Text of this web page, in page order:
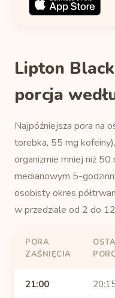
Lipton
porcja
Najpóźniejsza pora na
torebka, 55 mg
organizmie mniej niż
medianowym 5-
osobisty okres
w przedziale od 2 do
PORA
ZAŚNIĘCIA
21:00